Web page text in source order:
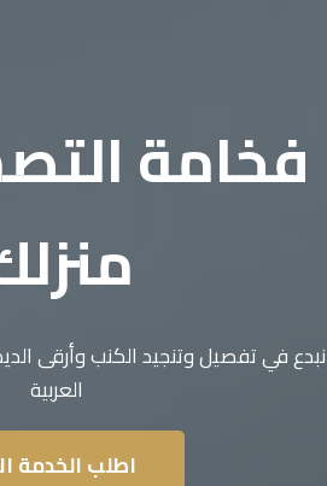
فخامة
نبدع في تفصيل وتنجيد الكنب وأرقى
العربية
اطلب الخدمة